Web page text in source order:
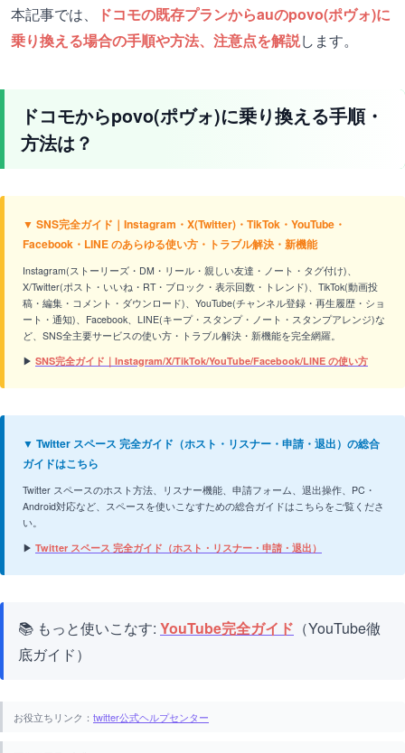
本記事では、
ドコモの既存プランからauのpovo(ポヴォ)に
乗り換える場合の手順や方法、注意点を解説します。
ドコモからpovo(ポヴォ)に乗り換える手順・
方法は？
▼ SNS完全ガイド｜Instagram・X(Twitter)・TikTok・YouTube・
Facebook・LINE のあらゆる使い方・トラブル解決・新機能
Instagram(ストーリーズ・DM・リール・親しい友達・ノート・タグ付け)、
X/Twitter(ポスト・いいね・RT・ブロック・表示回数・トレンド)、TikTok(動画投
稿・編集・コメント・ダウンロード)、YouTube(チャンネル登録・再生履歴・ショ
ート・通知)、Facebook、LINE(キープ・スタンプ・ノート・スタンプアレンジ)な
ど、SNS全主要サービスの使い方・トラブル解決・新機能を完全網羅。
▶ SNS完全ガイド｜Instagram/X/TikTok/YouTube/Facebook/LINE の使い方
▼ Twitter スペース 完全ガイド（ホスト・リスナー・申請・退出）の総合
ガイドはこちら
Twitter スペースのホスト方法、リスナー機能、申請フォーム、退出操作、PC・
Android対応など、スペースを使いこなすための総合ガイドはこちらをご覧くださ
い。
▶ Twitter スペース 完全ガイド（ホスト・リスナー・申請・退出）
📚 もっと使いこなす: YouTube完全ガイド （YouTube徹
底ガイド）
お役立ちリンク： twitter公式ヘルプセンター